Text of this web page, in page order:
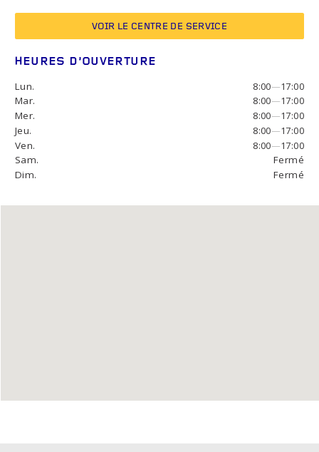
VOIR LE CENTRE DE SERVICE
HEURES D’OUVERTURE
Lun. 8:00—17:00
Mar.
8:00—17:00
Mer.
8:00—17:00
Jeu.
8:00—17:00
Ven.
8:00—17:00
Sam.
Fermé
Dim.
Fermé